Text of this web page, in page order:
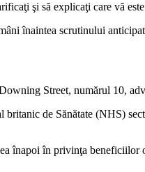
şi să explicaţi care vă
înaintea scrutinului
Street, numărul 10,
de Sănătate (NHS)
înapoi în privinţa